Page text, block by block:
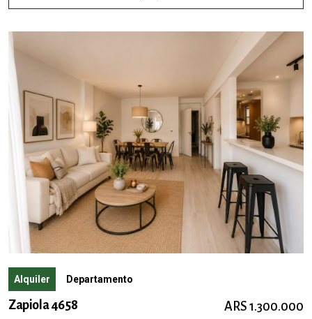
Alquiler Departamento
Zapiola 4658 ARS 1.300.000